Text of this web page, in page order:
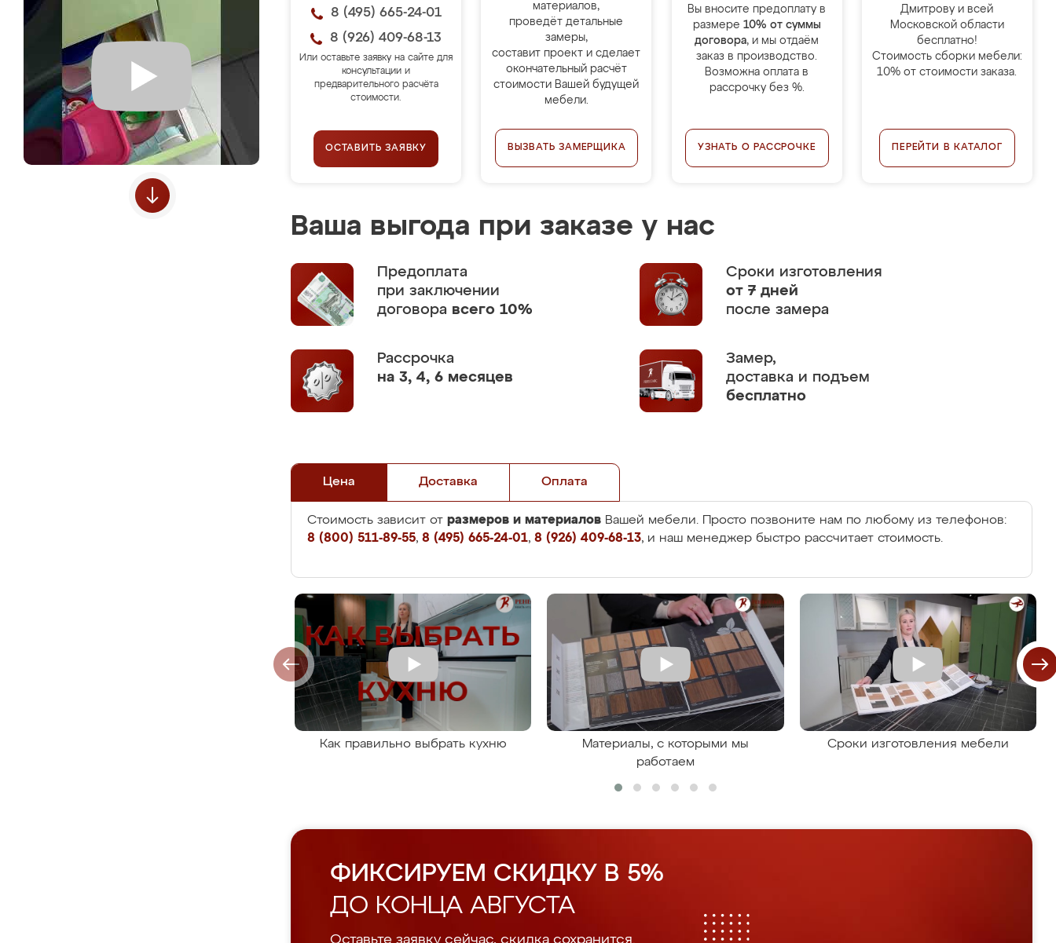
8 (495) 665-24-01
8 (926) 409-68-13
Или оставьте заявку на сайте для
консультации и
предварительного расчёта
стоимости.
ОСТАВИТЬ ЗАЯВКУ
материалов,
проведёт детальные
замеры,
составит проект и сделает
окончательный расчёт
стоимости Вашей будущей
мебели.
ВЫЗВАТЬ ЗАМЕРЩИКА
Вы вносите предоплату в
размере 10% от суммы
договора, и мы отдаём
заказ в производство.
Возможна оплата в
рассрочку без %.
УЗНАТЬ О РАССРОЧКЕ
Дмитрову и всей
Московской области
бесплатно!
Стоимость сборки мебели:
10% от стоимости заказа.
ПЕРЕЙТИ В КАТАЛОГ
Ваша выгода при заказе у нас
Предоплата
при заключении
договора всего 10%
Сроки изготовления
от 7 дней
после замера
Рассрочка
на 3, 4, 6 месяцев
Замер,
доставка и подъем
бесплатно
Цена Доставка Оплата
Стоимость зависит от размеров и материалов Вашей мебели. Просто позвоните нам по любому из телефонов:
8 (800) 511-89-55, 8 (495) 665-24-01, 8 (926) 409-68-13, и наш менеджер быстро рассчитает стоимость.
Как правильно выбрать кухню
Материалы, с которыми мы
работаем
Сроки изготовления мебели
ФИКСИРУЕМ СКИДКУ В 5%
ДО КОНЦА АВГУСТА
Оставьте заявку сейчас, скидка сохранится.